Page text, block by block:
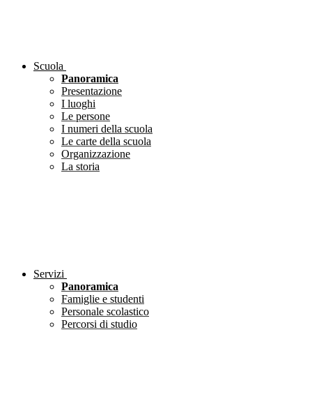
Scuola
Panoramica
Presentazione
I luoghi
Le persone
I numeri della scuola
Le carte della scuola
Organizzazione
La storia
Servizi
Panoramica
Famiglie e studenti
Personale scolastico
Percorsi di studio